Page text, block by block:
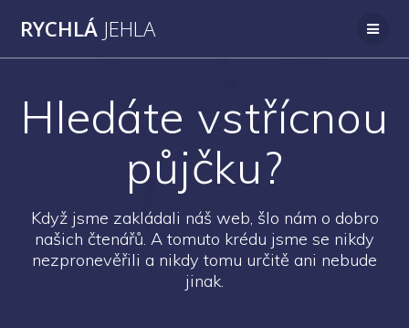
RYCHLÁ JEHLA
Hledáte vstřícnou
půjčku?
Když jsme zakládali náš web, šlo nám o dobro
našich čtenářů. A tomuto krédu jsme se nikdy
nezpronevěřili a nikdy tomu určitě ani nebude
jinak.